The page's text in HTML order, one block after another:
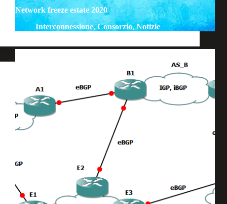
Network freeze estate 2020
Interconnessione,Consorzio,Notizie